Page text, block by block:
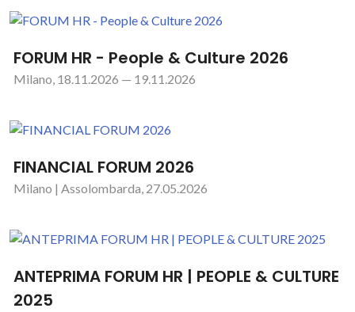
FORUM HR - People & Culture 2026
Milano, 18.11.2026 — 19.11.2026
FINANCIAL FORUM 2026
Milano | Assolombarda, 27.05.2026
ANTEPRIMA FORUM HR | PEOPLE & CULTURE
2025